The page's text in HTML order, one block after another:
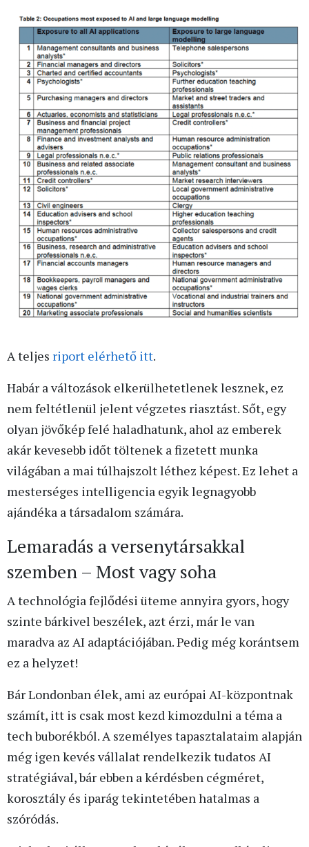
A teljes riport elérhető itt.
Habár a változások elkerülhetetlenek lesznek, ez
nem feltétlenül jelent végzetes riasztást. Sőt, egy
olyan jövőkép felé haladhatunk, ahol az emberek
akár kevesebb időt töltenek a fizetett munka
világában a mai túlhajszolt léthez képest. Ez lehet a
mesterséges intelligencia egyik legnagyobb
ajándéka a társadalom számára.
Lemaradás a versenytársakkal
szemben – Most vagy soha
A technológia fejlődési üteme annyira gyors, hogy
szinte bárkivel beszélek, azt érzi, már le van
maradva az AI adaptációjában. Pedig még korántsem
ez a helyzet!
Bár Londonban élek, ami az európai AI-központnak
számít, itt is csak most kezd kimozdulni a téma a
tech buborékból. A személyes tapasztalataim alapján
még igen kevés vállalat rendelkezik tudatos AI
stratégiával, bár ebben a kérdésben cégméret,
korosztály és iparág tekintetében hatalmas a
szóródás.